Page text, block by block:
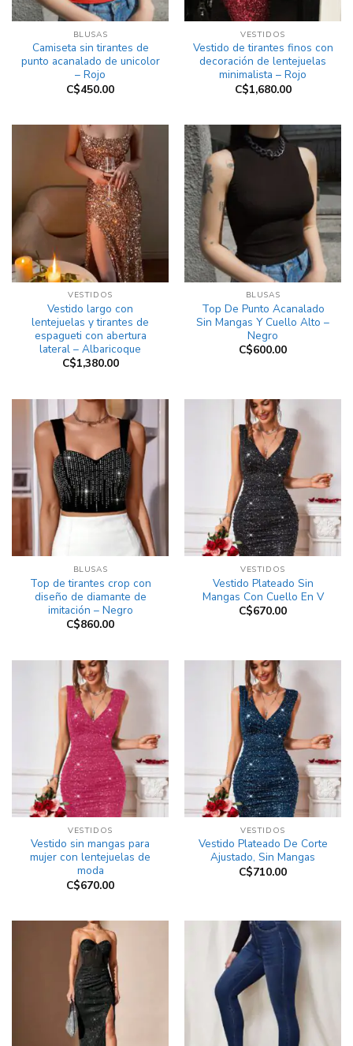
BLUSAS
Camiseta sin tirantes de
punto acanalado de unicolor
– Rojo
C$450.00
VESTIDOS
Vestido de tirantes finos con
decoración de lentejuelas
minimalista – Rojo
C$1,680.00
VESTIDOS
Vestido largo con
lentejuelas y tirantes de
espagueti con abertura
lateral – Albaricoque
C$1,380.00
BLUSAS
Top De Punto Acanalado
Sin Mangas Y Cuello Alto –
Negro
C$600.00
BLUSAS
Top de tirantes crop con
diseño de diamante de
imitación – Negro
C$860.00
VESTIDOS
Vestido Plateado Sin
Mangas Con Cuello En V
C$670.00
VESTIDOS
Vestido sin mangas para
mujer con lentejuelas de
moda
C$670.00
VESTIDOS
Vestido Plateado De Corte
Ajustado, Sin Mangas
C$710.00